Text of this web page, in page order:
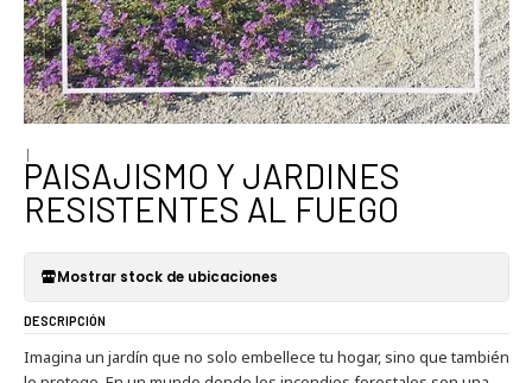
|
PAISAJISMO Y JARDINES
RESISTENTES AL FUEGO
Mostrar stock de ubicaciones
DESCRIPCIÓN
Imagina un jardín que no solo embellece tu hogar, sino que también